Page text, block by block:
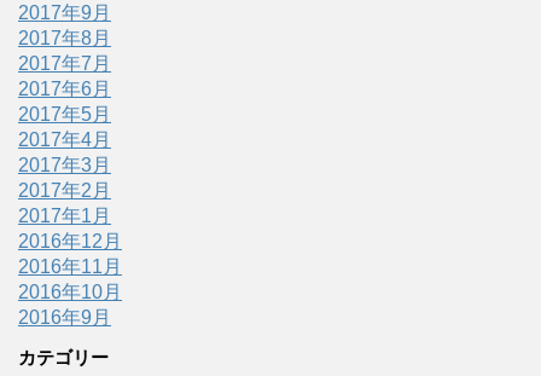
2017年9月
2017年8月
2017年7月
2017年6月
2017年5月
2017年4月
2017年3月
2017年2月
2017年1月
2016年12月
2016年11月
2016年10月
2016年9月
カテゴリー